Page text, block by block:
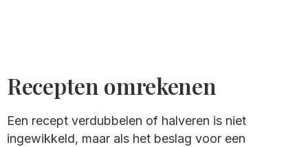
Recepten omrekenen
Een recept verdubbelen of halveren is niet
ingewikkeld, maar als het beslag voor een